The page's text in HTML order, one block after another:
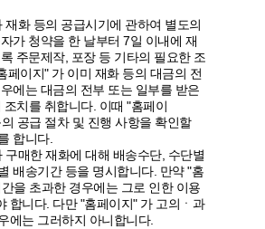
재화 등의 공급시기에 관하여 별도의
가 청약을 한 날부터 7일 이내에 재
주문제작, 포장 등 기타의 필요한 조
페이지" 가 이미 재화 등의 대금의 전
에는 대금의 전부 또는 일부를 받은
치를 취합니다. 이때 "홈페이
공급 절차 및 진행 사항을 확인할
합니다.
구매한 재화에 대해 배송수단, 수단별
배송기간 등을 명시합니다. 만약 "홈
을 초과한 경우에는 그로 인한 이용
합니다. 다만 "홈페이지" 가 고의ㆍ과
에는 그러하지 아니합니다.